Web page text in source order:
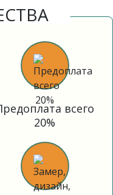
всего
20%